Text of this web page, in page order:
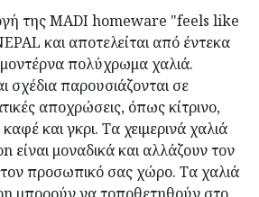
της MADI homeware "feels like
και αποτελείται από έντεκα
πολύχρωμα χαλιά.
σχέδιαπαρουσιάζονταισε
αποχρώσεις, όπως κίτρινο,
και γκρι. Τα χειμερινά χαλιά
είναι μοναδικά καιαλλάζουντον
προσωπικό σας χώρο. Τα χαλιά